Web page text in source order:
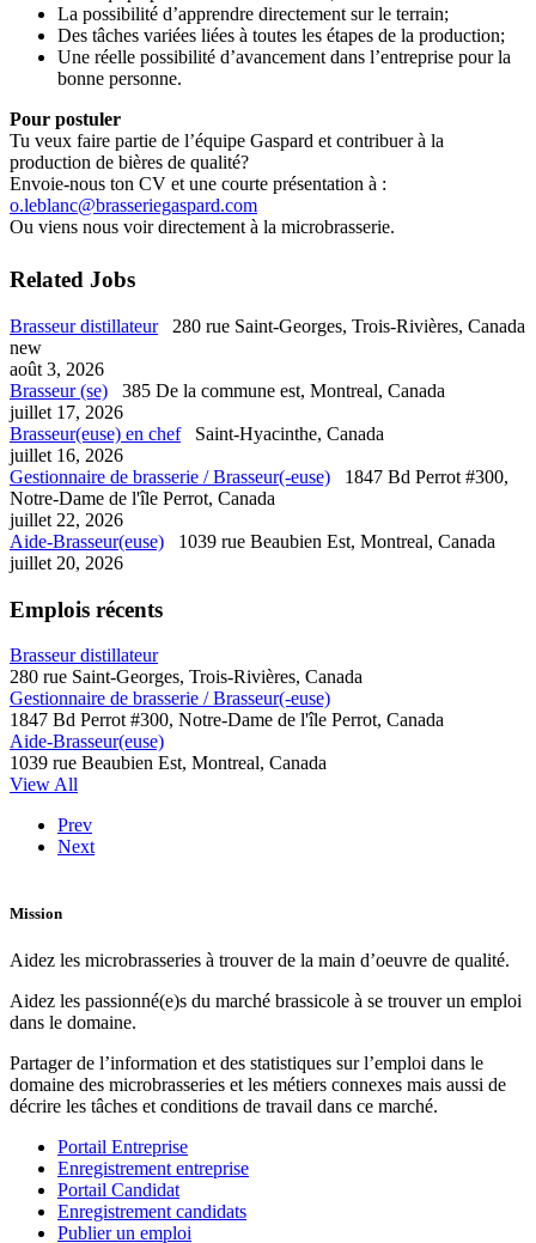
La possibilité d’apprendre directement sur le terrain;
Des tâches variées liées à toutes les étapes de la production;
Une réelle possibilité d’avancement dans l’entreprise pour la
bonne personne.
Pour postuler
Tu veux faire partie de l’équipe Gaspard et contribuer à la
production de bières de qualité?
Envoie-nous ton CV et une courte présentation à :
o.leblanc@brasseriegaspard.com
Ou viens nous voir directement à la microbrasserie.
Related Jobs
Brasseur distillateur
280 rue Saint-Georges, Trois-Rivières, Canada
new
août 3, 2026
Brasseur (se)
385 De la commune est, Montreal, Canada
juillet 17, 2026
Brasseur(euse) en chef
Saint-Hyacinthe, Canada
juillet 16, 2026
Gestionnaire de brasserie / Brasseur(-euse)
1847 Bd Perrot #300,
Notre-Dame de l'île Perrot, Canada
juillet 22, 2026
Aide-Brasseur(euse)
1039 rue Beaubien Est, Montreal, Canada
juillet 20, 2026
Emplois récents
Brasseur distillateur
280 rue Saint-Georges, Trois-Rivières, Canada
Gestionnaire de brasserie / Brasseur(-euse)
1847 Bd Perrot #300, Notre-Dame de l'île Perrot, Canada
Aide-Brasseur(euse)
1039 rue Beaubien Est, Montreal, Canada
View All
Prev
Next
Mission
Aidez les microbrasseries à trouver de la main d’oeuvre de qualité.
Aidez les passionné(e)s du marché brassicole à se trouver un emploi
dans le domaine.
Partager de l’information et des statistiques sur l’emploi dans le
domaine des microbrasseries et les métiers connexes mais aussi de
décrire les tâches et conditions de travail dans ce marché.
Portail Entreprise
Enregistrement entreprise
Portail Candidat
Enregistrement candidats
Publier un emploi